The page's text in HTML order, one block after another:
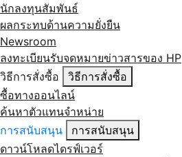
นักลงทุนสัมพันธ์
ผลกระทบด้านความยั่งยืน
Newsroom
ลงทะเบียนรับจดหมายข่าวสารของ HP
วิธีการสั่งซื้อ
วิธีการสั่งซื้อ
ซื้อทางออนไลน์
ค้นหาตัวแทนจำหน่าย
การสนับสนุน
การสนับสนุน
ดาวน์โหลดไดรฟ์เวอร์